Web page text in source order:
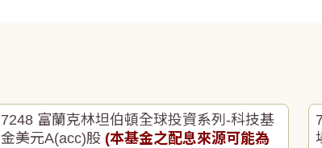
7248 富蘭克林坦伯頓全球投資系列-科技基
金美元A(acc)股 (本基金之配息來源可能為